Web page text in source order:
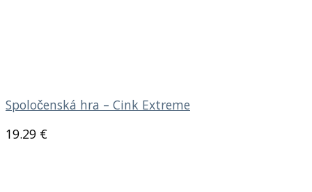
Spoločenská hra – Cink Extreme
19.29 €